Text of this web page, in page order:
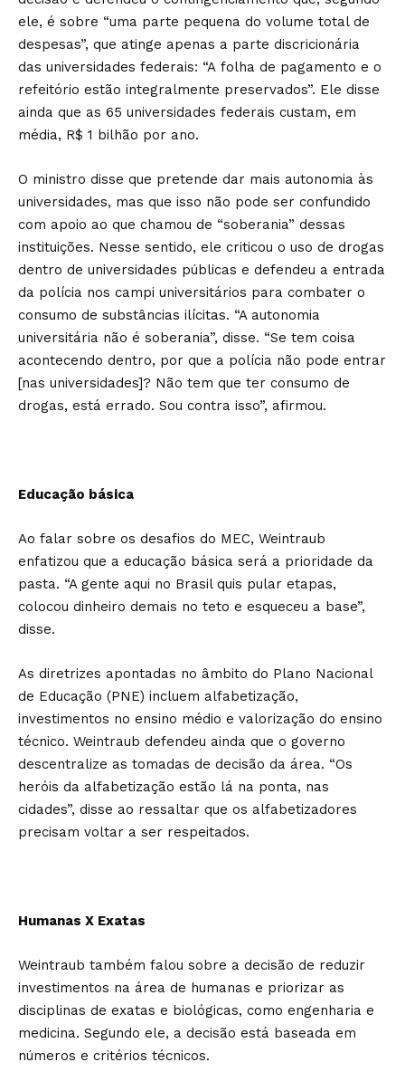
ele, é sobre “uma parte pequena do volume total de
despesas”, que atinge apenas a parte discricionária
das universidades federais: “A folha de pagamento e o
refeitório estão integralmente preservados”. Ele disse
ainda que as 65 universidades federais custam, em
média, R$ 1 bilhão por ano.
O ministro disse que pretende dar mais autonomia às
universidades, mas que isso não pode ser confundido
com apoio ao que chamou de “soberania” dessas
instituições. Nesse sentido, ele criticou o uso de drogas
dentro de universidades públicas e defendeu a entrada
da polícia nos campi universitários para combater o
consumo de substâncias ilícitas. “A autonomia
universitária não é soberania”, disse. “Se tem coisa
acontecendo dentro, por que a polícia não pode entrar
[nas universidades]? Não tem que ter consumo de
drogas, está errado. Sou contra isso”, afirmou.
Educação básica
Ao falar sobre os desafios do MEC, Weintraub
enfatizou que a educação básica será a prioridade da
pasta. “A gente aqui no Brasil quis pular etapas,
colocou dinheiro demais no teto e esqueceu a base”,
disse.
As diretrizes apontadas no âmbito do Plano Nacional
de Educação (PNE) incluem alfabetização,
investimentos no ensino médio e valorização do ensino
técnico. Weintraub defendeu ainda que o governo
descentralize as tomadas de decisão da área. “Os
heróis da alfabetização estão lá na ponta, nas
cidades”, disse ao ressaltar que os alfabetizadores
precisam voltar a ser respeitados.
Humanas X Exatas
Weintraub também falou sobre a decisão de reduzir
investimentos na área de humanas e priorizar as
disciplinas de exatas e biológicas, como engenharia e
medicina. Segundo ele, a decisão está baseada em
números e critérios técnicos.